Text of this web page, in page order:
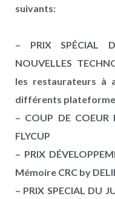
suivants:
– PRIX SPÉCIAL
NOUVELLES
les restaurateurs à
différents
– COUP DE COEUR
FLYCUP
– PRIX
Mémoire CRC by
– PRIX SPECIAL DU